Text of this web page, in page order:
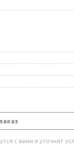
с вами и уточнят